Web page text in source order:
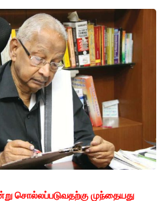
சொல்லப்படுவதற்கு முந்தையது